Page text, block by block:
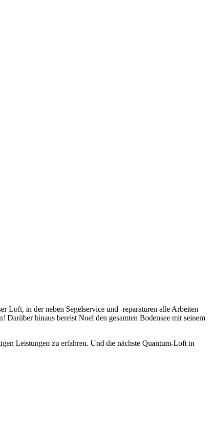
Loft, in der neben Segelservice und -reparaturen alle Arbeiten
hinaus bereist Noel den gesamten Bodensee mit seinem
Leistungen zu erfahren. Und die nächste Quantum-Loft in